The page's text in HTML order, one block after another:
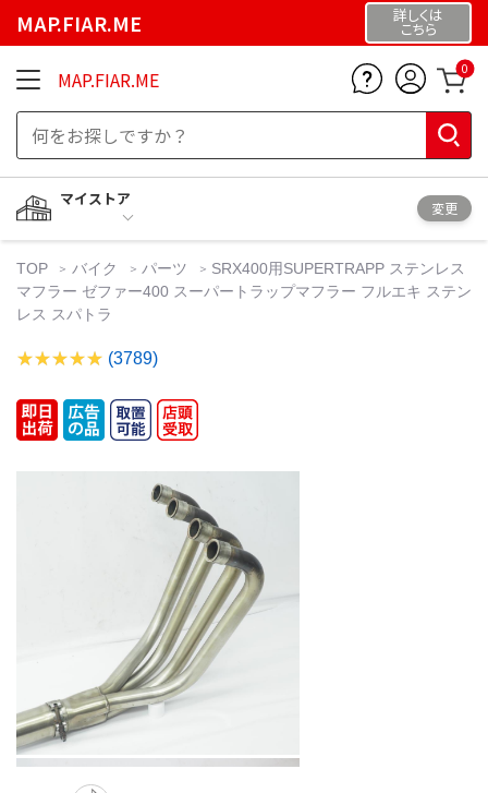
MAP.FIAR.ME 詳しくは
こちら
MAP.FIAR.ME 0
マイストア
変更
TOP バイク パーツ
SRX400用SUPERTRAPP ステンレス
マフラー ゼファー400 スーパートラップマフラー フルエキ ステン
レス スパトラ
(3789)